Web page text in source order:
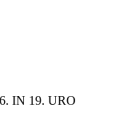
IN 19. URO